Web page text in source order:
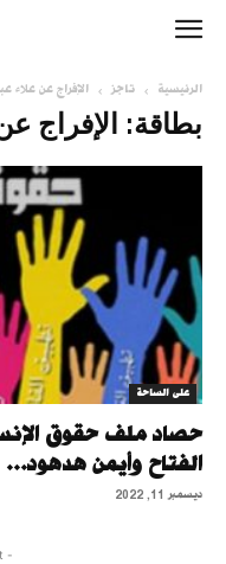
الرئيسية تاجز الإفراج عن علاء
بطاقة: الإفراج
على الساحة
الفتاح وأيمن هدهود...
ديسمبر 11, 2022
- Advertisement -